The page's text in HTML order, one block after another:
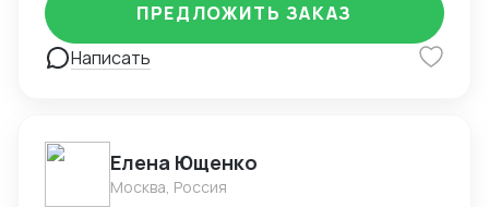
Написать
ПРЕДЛОЖИТЬ ЗАКАЗ
Елена Ющенко
Москва, Россия